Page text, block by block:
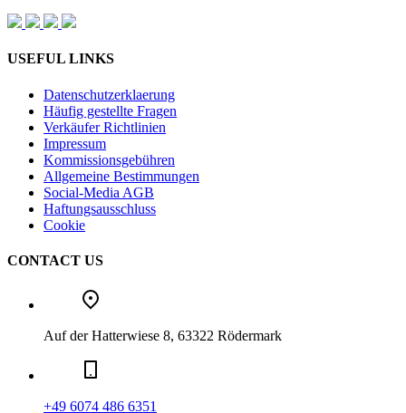
USEFUL LINKS
Datenschutzerklaerung
Häufig gestellte Fragen
Verkäufer Richtlinien
Impressum
Kommissionsgebühren
Allgemeine Bestimmungen
Social-Media AGB
Haftungsausschluss
Cookie
CONTACT US
Auf der Hatterwiese 8, 63322 Rödermark
+49 6074 486 6351